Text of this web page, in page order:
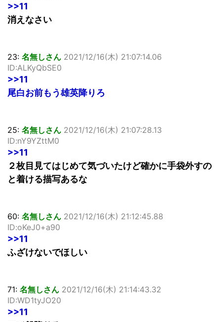
>>11
消えなさい
23: 名無しさん 2021/12/16(木) 21:07:14.06
ID:ALKyQbSE0
>>11
尾白お前もう雄英降りろ
25: 名無しさん 2021/12/16(木) 21:07:28.13
ID:nY9YZttM0
>>11
２枚目見てはじめて気づいたけど確かに手袋外すの
と着ける描写あるな
60: 名無しさん 2021/12/16(木) 21:12:45.88
ID:oKeJ0+a90
>>11
ふざけないでほしい
71: 名無しさん 2021/12/16(木) 21:14:43.32
ID:WD1tyJO20
>>11